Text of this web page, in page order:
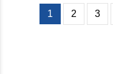
みもしっかりあり、小さ
1 2 3